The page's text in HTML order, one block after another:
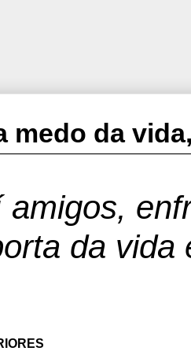
medo da
amigos,
da vida